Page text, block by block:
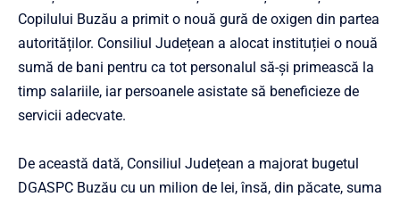
Copilului Buzău a primit o nouă gură de oxigen din partea
autorităților. Consiliul Județean a alocat instituției o nouă
sumă de bani pentru ca tot personalul să-și primească la
timp salariile, iar persoanele asistate să beneficieze de
servicii adecvate.
De această dată, Consiliul Județean a majorat bugetul
DGASPC Buzău cu un milion de lei, însă, din păcate, suma